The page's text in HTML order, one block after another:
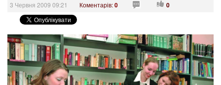
3 Червня 2009 09:21 Коментарів:0 0